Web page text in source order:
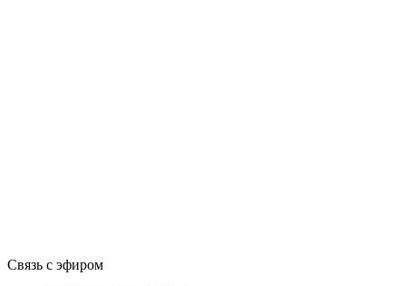
Связь с эфиром